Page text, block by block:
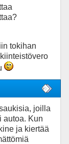
tokihan
joilla
autoa. Kun
ja kiertää